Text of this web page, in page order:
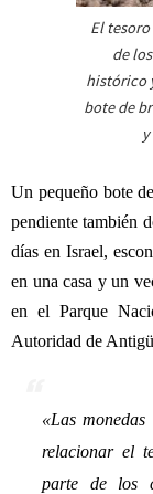
El
de
histórico
bote de
Un pequeño bote
pendiente también
días en Israel,
en una casa y un
en el Parque
Autoridad de
«Las
relacionar el
parte de los